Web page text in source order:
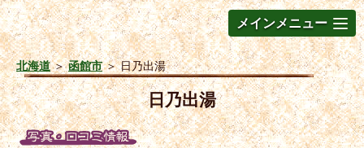
メインメニュー
北海道＞函館市＞日乃出湯
日乃出湯